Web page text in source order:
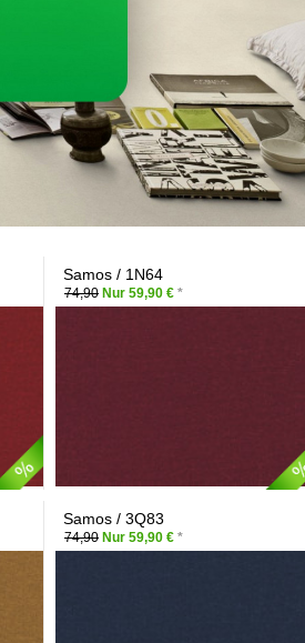
Samos / 1N64
74,90 Nur 59,90 € *
Samos / 3Q83
74,90 Nur 59,90 € *